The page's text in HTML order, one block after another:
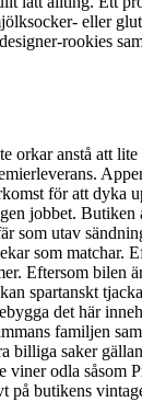
eller
rookies
anstå att lite
för att dyka
jobbet.
som utav
som matchar.
Eftersom bilen
spartanskt
det här
familjen
billiga saker
odla såsom
butikens